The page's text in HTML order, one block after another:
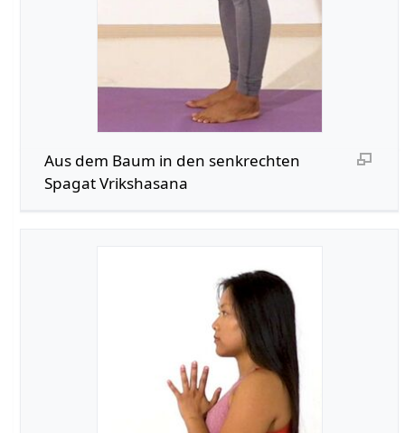
Aus dem Baum in den senkrechten
Spagat Vrikshasana